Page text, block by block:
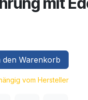
den Warenkorb
vom Hersteller